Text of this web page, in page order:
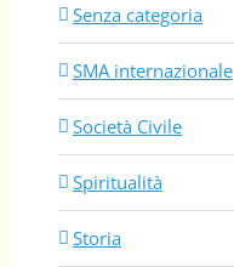
Senza categoria
SMA internazionale
Società Civile
Spiritualità
Storia